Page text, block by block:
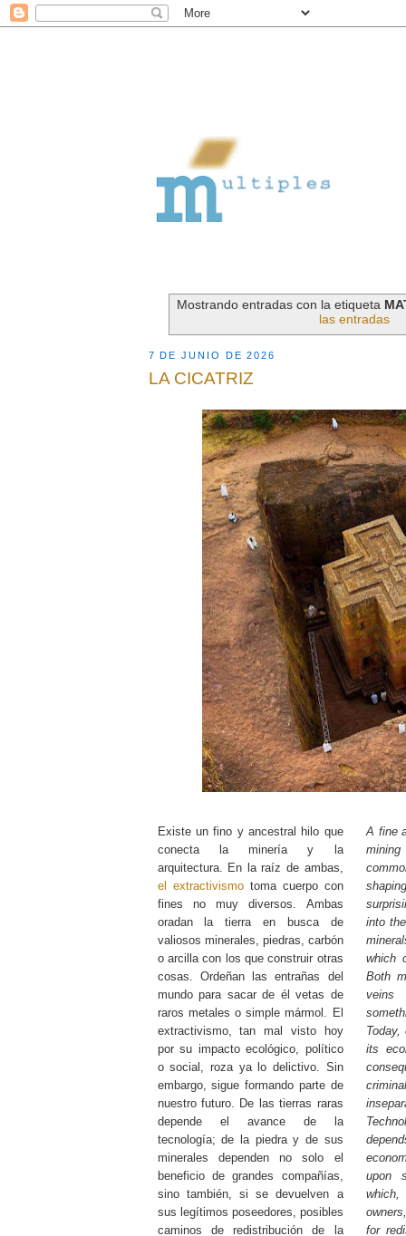
Mostrando entradas con la etiqueta
las entradas
7 DE JUNIO DE 2026
LA CICATRIZ
Existe un fino y ancestral hilo que
conecta la minería y la
arquitectura. En la raíz de ambas,
el extractivismotoma cuerpo con
fines no muy diversos. Ambas
oradan la tierra en busca de
valiosos minerales, piedras, carbón
o arcilla con los que construir otras
cosas. Ordeñan las entrañas del
mundo para sacar de él vetas de
raros metales o simple mármol. El
extractivismo, tan mal visto hoy
por su impacto ecológico, político
o social, roza ya lo delictivo. Sin
embargo, sigue formando parte de
nuestro futuro. De las tierras raras
depende el avance de la
tecnología; de la piedra y de sus
minerales dependen no solo el
beneficio de grandes compañías,
sino también, si se devuelven a
sus legítimos poseedores, posibles
caminos de redistribución de la
A fine
into
which
Both
its
upon
for